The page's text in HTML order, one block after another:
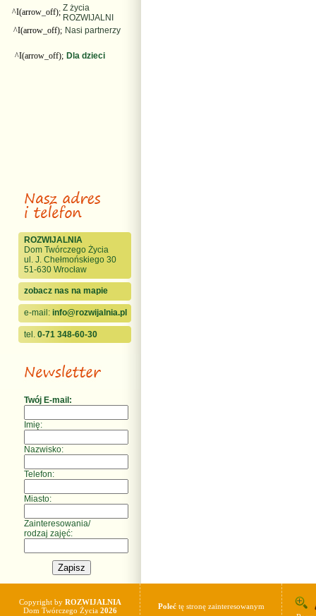
^I(arrow_off); Z życia
ROZWIJALNI
^I(arrow_off); Nasi partnerzy
^I(arrow_off); Dla dzieci
ROZWIJALNIA
Dom Twórczego Życia
ul. J. Chełmońskiego 30
51-630 Wrocław
zobacz nas na mapie
e-mail: info@rozwijalnia.pl
tel. 0-71 348-60-30
Twój E-mail:
Imię:
Nazwisko:
Telefon:
Miasto:
Zainteresowania/
rodzaj zajęć:
Copyright by ROZWIJALNIA
Dom Twórczego Życia 2026 Polećtę stronę zainteresowanym